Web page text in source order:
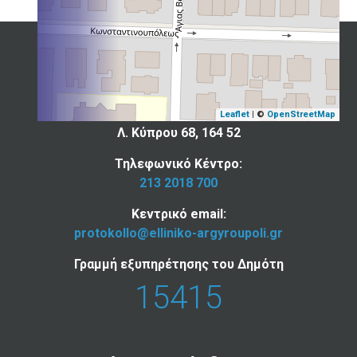
Leaflet| © OpenStreetMap
Επικοινωνία
Ελληνικού - Αργυρούπολης
Λ. Κύπρου 68, 164 52
Τηλεφωνικό Κέντρο:
213 2018 700
Κεντρικό email:
protokollo@elliniko-argyroupoli.gr
Γραμμή εξυπηρέτησης του Δημότη
15415